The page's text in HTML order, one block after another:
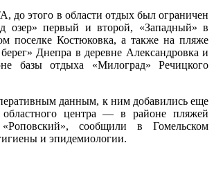
до этого в области отдых был ограничен
озер» первый и второй, «Западный» в
поселке Костюковка, а также на пляже
Днепра в деревне Александровка и
базы отдыха «Милоград» Речицкого
данным, к ним добавились еще
центра — в районе пляжей
сообщили в Гомельском
и эпидемиологии.